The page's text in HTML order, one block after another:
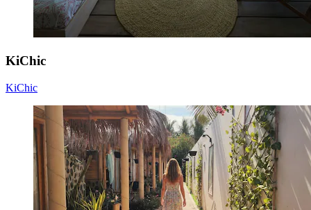
KiChic
KiChic